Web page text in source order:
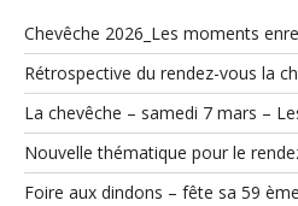
Chevêche 2026_Les moments
Rétrospective du rendez-vous la
La chevêche – samedi 7 mars –
Nouvelle thématique pour le
Foire aux dindons – fête sa 59